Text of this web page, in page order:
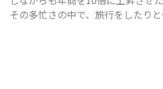
その多忙さの中で、旅行をしたり